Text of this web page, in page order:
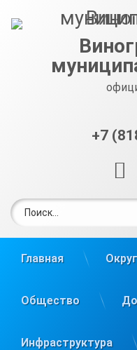
+7
Главная Округ
Общество
Инфраструктура